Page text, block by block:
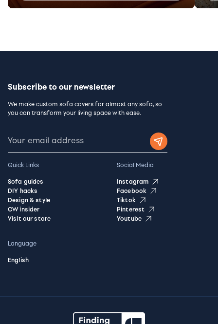
Subscribe to our newsletter
We make custom sofa covers for almost any sofa, so
you can transform your living space with ease.
Quick Links
Sofa guides
DIY hacks
Design & style
CW insider
Visit our store
Social Media
Instagram
Facebook
Tiktok
Pinterest
Youtube
Language
English